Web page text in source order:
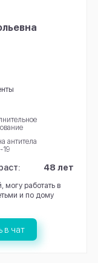
антитела
19
48 лет
могу работать в
и по дому
в чат